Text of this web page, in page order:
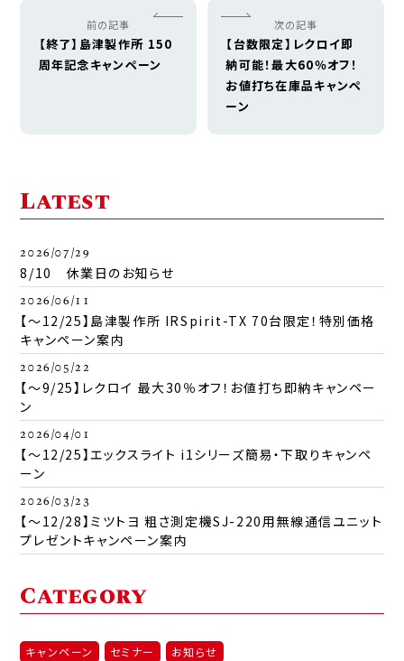
前の記事
【終了】島津製作所 150
周年記念キャンペーン
次の記事
【台数限定】レクロイ即
納可能！最大60％オフ！
お値打ち在庫品キャンペ
ーン
Latest
2026/07/29
8/10 休業日のお知らせ
2026/06/11
【～12/25】島津製作所 IRSpirit-TX 70台限定！特別価格
キャンペーン案内
2026/05/22
【～9/25】レクロイ 最大30％オフ！お値打ち即納キャンペー
ン
2026/04/01
【～12/25】エックスライト i1シリーズ簡易・下取りキャンペ
ーン
2026/03/23
【～12/28】ミツトヨ 粗さ測定機SJ-220用無線通信ユニット
プレゼントキャンペーン案内
Category
キャンペーン セミナー お知らせ